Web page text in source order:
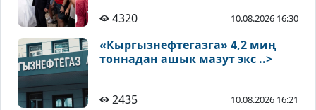
4320 10.08.2026 16:30
«Кыргызнефтегазга» 4,2 миң
тоннадан ашык мазут экс ..>
2435 10.08.2026 16:21